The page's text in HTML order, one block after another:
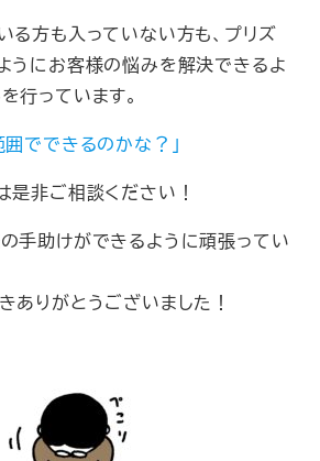
る方も入っていない方も、プリズ
うにお客様の悩みを解決できるよ
行っています。
囲でできるのかな？」
是非ご相談ください！
手助けができるように頑張ってい
ありがとうございました！